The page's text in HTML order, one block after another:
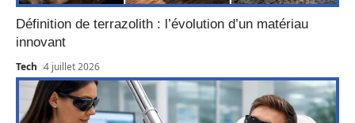
Définition de terrazolith : l’évolution d’un matériau
innovant
Tech 4 juillet 2026